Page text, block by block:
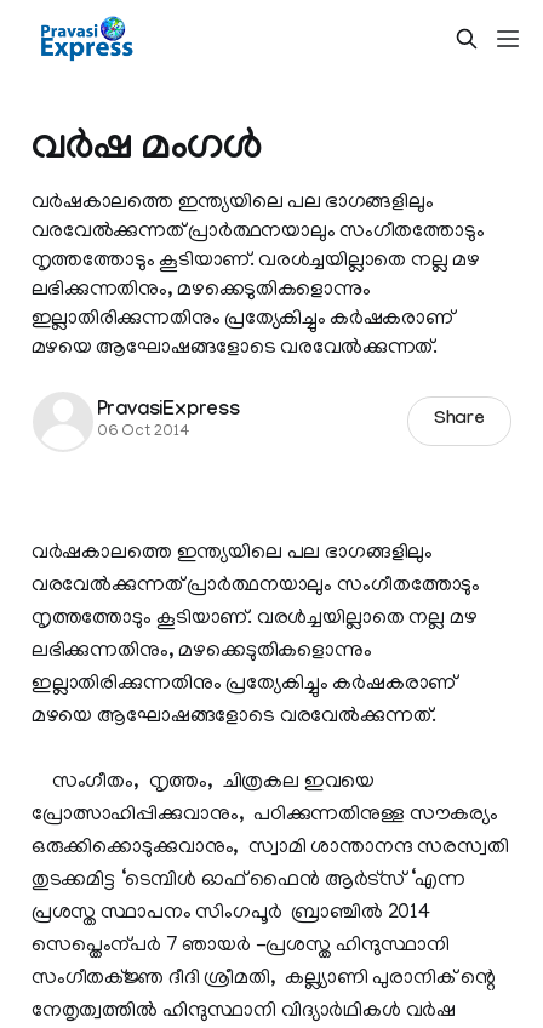
വര്‍ഷ മംഗള്‍
വര്‍ഷകാലത്തെ ഇന്ത്യയിലെ പല ഭാഗങ്ങളിലും
വരവേല്‍ക്കുന്നത് പ്രാര്‍ത്ഥനയാലും സംഗീതത്തോടും
നൃത്തത്തോടും കൂടിയാണ്. വരള്‍ച്ചയില്ലാതെ നല്ല മഴ
ലഭിക്കുന്നതിനും, മഴക്കെടുതികളൊന്നും
ഇല്ലാതിരിക്കുന്നതിനും പ്രത്യേകിച്ചും കര്‍ഷകരാണ്
മഴയെ ആഘോഷങ്ങളോടെ വരവേല്‍ക്കുന്നത്.
PravasiExpress
06 Oct 2014
Share
വര്‍ഷകാലത്തെ ഇന്ത്യയിലെ പല ഭാഗങ്ങളിലും
വരവേല്‍ക്കുന്നത് പ്രാര്‍ത്ഥനയാലും സംഗീതത്തോടും
നൃത്തത്തോടും കൂടിയാണ്. വരള്‍ച്ചയില്ലാതെ നല്ല മഴ
ലഭിക്കുന്നതിനും, മഴക്കെടുതികളൊന്നും
ഇല്ലാതിരിക്കുന്നതിനും പ്രത്യേകിച്ചും കര്‍ഷകരാണ്
മഴയെ ആഘോഷങ്ങളോടെ വരവേല്‍ക്കുന്നത്.
സംഗീതം, നൃത്തം, ചിത്രകല ഇവയെ
പ്രോത്സാഹിപ്പിക്കുവാനും, പഠിക്കുന്നതിനുള്ള സൗകര്യം
ഒരുക്കിക്കൊടുക്കുവാനും, സ്വാമി ശാന്താനന്ദ സരസ്വതി
തുടക്കമിട്ട ‘ടെമ്പിള്‍ ഓഫ് ഫൈന്‍ ആര്‍ട്സ് ‘എന്ന
പ്രശസ്ത സ്ഥാപനം സിംഗപൂര്‍ ബ്രാഞ്ചില്‍ 2014
സെപ്തെംന്പര്‍ 7 ഞായര്‍ -പ്രശസ്ത ഹിന്ദുസ്ഥാനി
സംഗീതക്ജ്ഞ ദീദി ശ്രീമതി, കല്ല്യാണി പുരാനിക് ന്റെ
നേതൃത്വത്തില്‍ ഹിന്ദുസ്ഥാനി വിദ്യാര്‍ഥികള്‍ വര്‍ഷ